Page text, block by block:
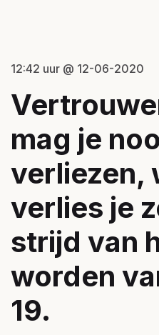
12:42 uur @ 12-06-2020
mag je
verliezen,
verlies je
strijd van
worden
19.